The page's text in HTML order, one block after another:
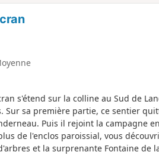
s'étend sur la colline au Sud de
Sur sa première partie, ce sentier
Puis il rejoint la campagne
de l'enclos paroissial, vous
et la surprenante Fontaine de